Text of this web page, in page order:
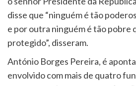
disse que “ninguém é tão
e por outra ninguém é tão pobre
protegido”, disseram.
António Borges Pereira, é
envolvido com mais de quatro